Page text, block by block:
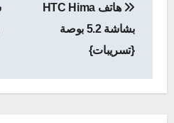
المقالات
هاتف HTC Hima
بشاشة 5.2 بوصة
{تسريبات}